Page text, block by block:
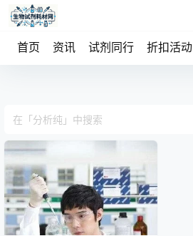
首页 资讯 试剂同行 折扣活动